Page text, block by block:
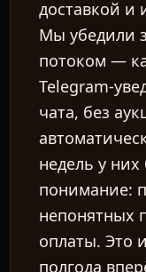
доставкой и
Мы убедили
потоком —
Telegram-
чата, без
недель у
понимание:
непонятных
оплаты. Это
полгода